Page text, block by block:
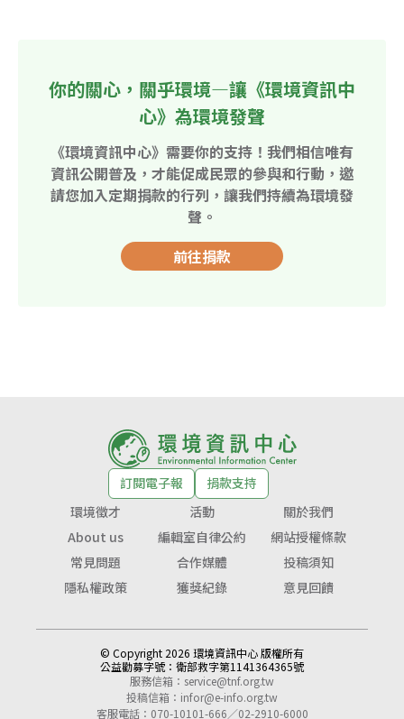
你的關心，關乎環境—讓《環境資訊中
心》為環境發聲
《環境資訊中心》需要你的支持！我們相信唯有
資訊公開普及，才能促成民眾的參與和行動，邀
請您加入定期捐款的行列，讓我們持續為環境發
聲。
前往捐款
訂閱電子報
捐款支持
環境徵才
活動
關於我們
About us
編輯室自律公約
網站授權條款
常見問題
合作媒體
投稿須知
隱私權政策
獲獎紀錄 意見回饋
© Copyright 2026 環境資訊中心 版權所有
公益勸募字號： 衛部救字第1141364365號
服務信箱： service@tnf.org.tw
投稿信箱： infor@e-info.org.tw
客服電話：070-10101-666／02-2910-6000